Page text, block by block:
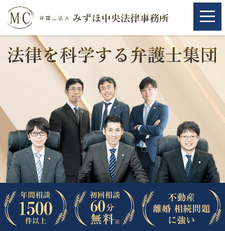
ホーム
相続・遺言
離婚（夫婦間トラブル）
企業法務
労働問題（解雇，残業等）
刑事弁護
交通事故
ホーム
相続・遺言
離婚（夫婦間トラブル）
企業法務
労働問題（解雇，残業等）
刑事弁護
交通事故